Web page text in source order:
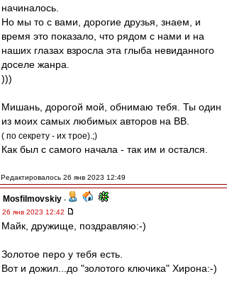
начиналось.
Но мы то с вами, дорогие друзья, знаем, и
время это показало, что рядом с нами и на
наших глазах взросла эта глыба невиданного
доселе жанра.
)))
Мишань, дорогой мой, обнимаю тебя. Ты один
из моих самых любимых авторов на ВВ.
( по секрету - их трое).;)
Как был с самого начала - так им и остался.
Редактировалось 26 янв 2023 12:49
Mosfilmovskiy -
26 янв 2023 12:42
Майк, дружище, поздравляю:-)
Золотое перо у тебя есть.
Вот и дожил...до "золотого ключика" Хирона:-)